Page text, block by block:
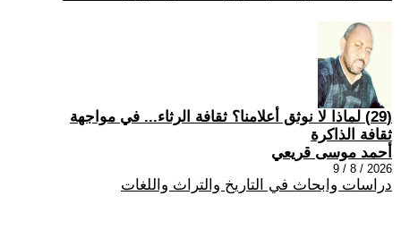
(29) لماذا لا نوثق أعلامنا؟ ثقافة الرثاء... في مواجهة
ثقافة الذاكرة
أحمد موسى قريعي
2026 / 8 / 9
دراسات وابحاث في التاريخ والتراث واللغات